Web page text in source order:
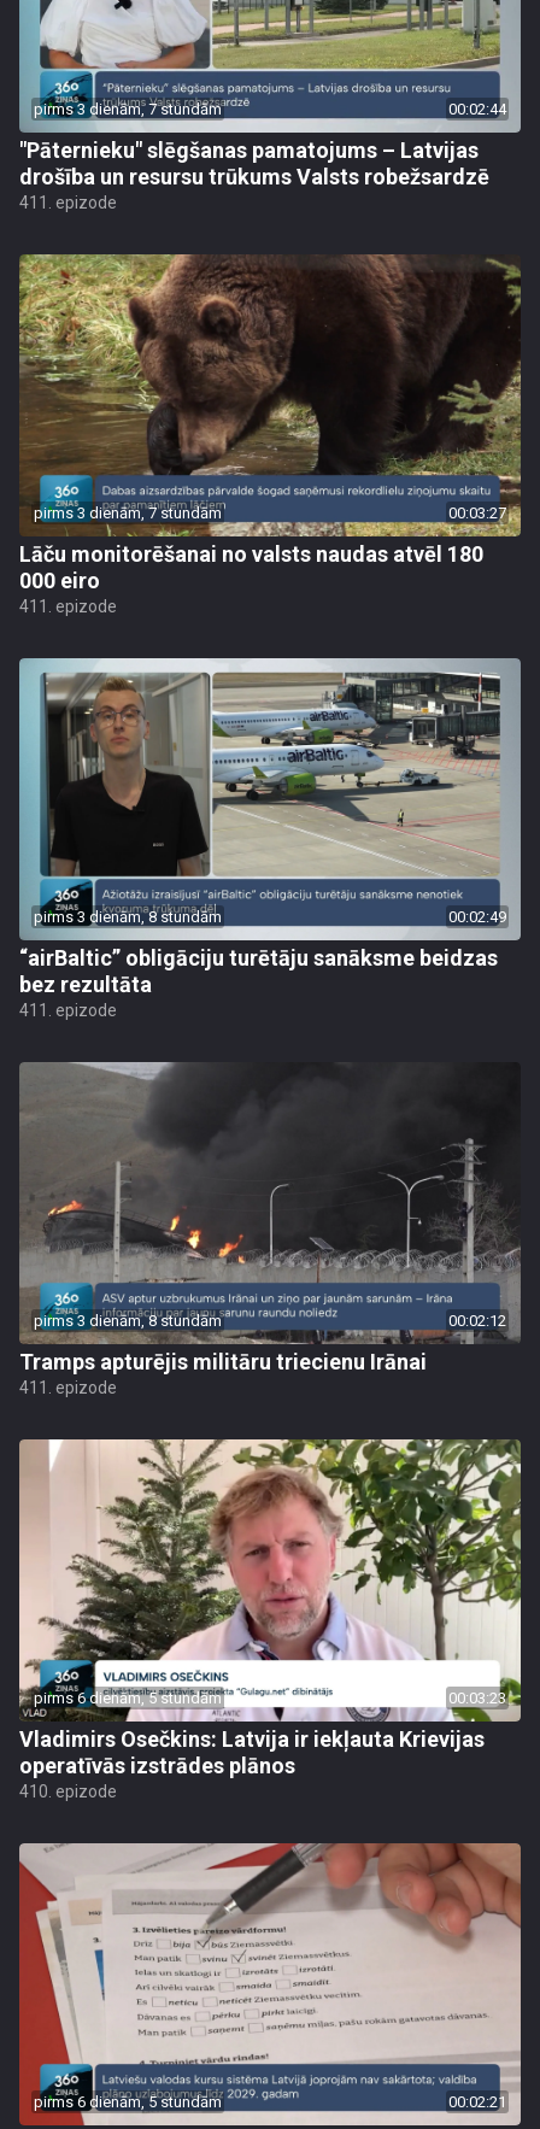
pirms 3 dienām, 7 stundām 00:02:44
"Pāternieku" slēgšanas pamatojums – Latvijas
drošība un resursu trūkums Valsts robežsardzē
411. epizode
pirms 3 dienām, 7 stundām 00:03:27
Lāču monitorēšanai no valsts naudas atvēl 180
000 eiro
411. epizode
pirms 3 dienām, 8 stundām 00:02:49
“airBaltic” obligāciju turētāju sanāksme beidzas
bez rezultāta
411. epizode
pirms 3 dienām, 8 stundām 00:02:12
Tramps apturējis militāru triecienu Irānai
411. epizode
pirms 6 dienām, 5 stundām 00:03:23
Vladimirs Osečkins: Latvija ir iekļauta Krievijas
operatīvās izstrādes plānos
410. epizode
pirms 6 dienām, 5 stundām 00:02:21